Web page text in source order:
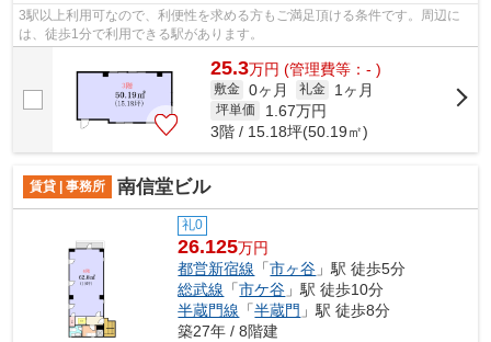
3駅以上利用可なので、利便性を求める方もご満足頂ける条件です。周辺に
は、徒歩1分で利用できる駅があります。
25.3万円 (管理費等：- )
敷金 0ヶ月 礼金 1ヶ月
坪単価 1.67万円
3階 / 15.18坪(50.19㎡)
賃貸 | 事務所 南信堂ビル
礼0
26.125万円
都営新宿線 「市ヶ谷 」駅 徒歩5分
総武線 「市ケ谷 」駅 徒歩10分
半蔵門線 「半蔵門 」駅 徒歩8分
築27年 / 8階建